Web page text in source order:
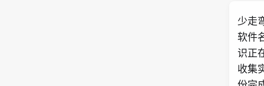
少走
软件
识正
收集